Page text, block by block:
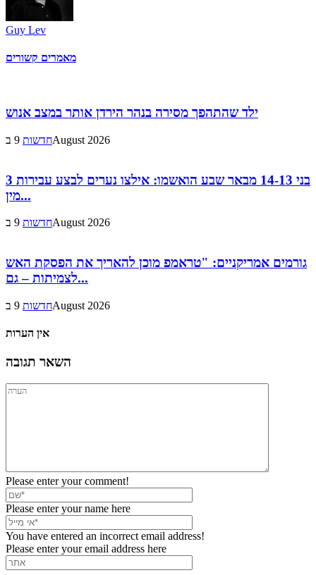
Guy Lev
מאמרים קשורים
ילד שהתהפך מסירה בנהר הירדן אותר במצב אנוש
חדשות9 בAugust 2026
3 בני 14-13 מבאר שבע הואשמו: אילצו נערים לבצע עבירות
מין...
חדשות9 בAugust 2026
גורמים אמריקניים: "טראמפ מוכן להאריך את הפסקת האש
לצמיתות – גם...
חדשות9 בAugust 2026
אין הערות
השאר תגובה
Please enter your comment!
Please enter your name here
You have entered an incorrect email address!
Please enter your email address here